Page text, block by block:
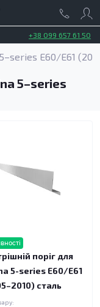
+38 099 657 61 50
5–series E60/E61
5–series
поріг для
5-series E60/E61
сталь